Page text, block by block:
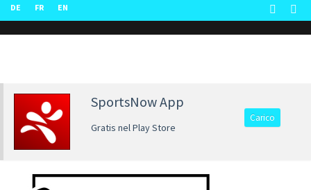
DE FR EN
SportsNow App
Gratis nel Play Store
Carico